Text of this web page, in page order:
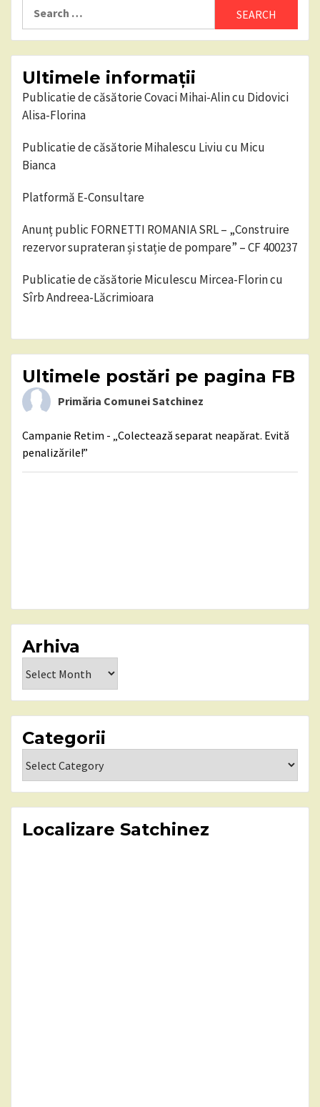
Ultimele informații
Publicatie de căsătorie Covaci Mihai-Alin cu Didovici
Alisa-Florina
Publicatie de căsătorie Mihalescu Liviu cu Micu
Bianca
Platformă E-Consultare
Anunț public FORNETTI ROMANIA SRL – „Construire
rezervor suprateran și stație de pompare” – CF 400237
Publicatie de căsătorie Miculescu Mircea-Florin cu
Sîrb Andreea-Lăcrimioara
Ultimele postări pe pagina FB
Primăria Comunei Satchinez
Campanie Retim - „Colectează separat neapărat. Evită
penalizările!”
Arhiva
Categorii
Localizare Satchinez